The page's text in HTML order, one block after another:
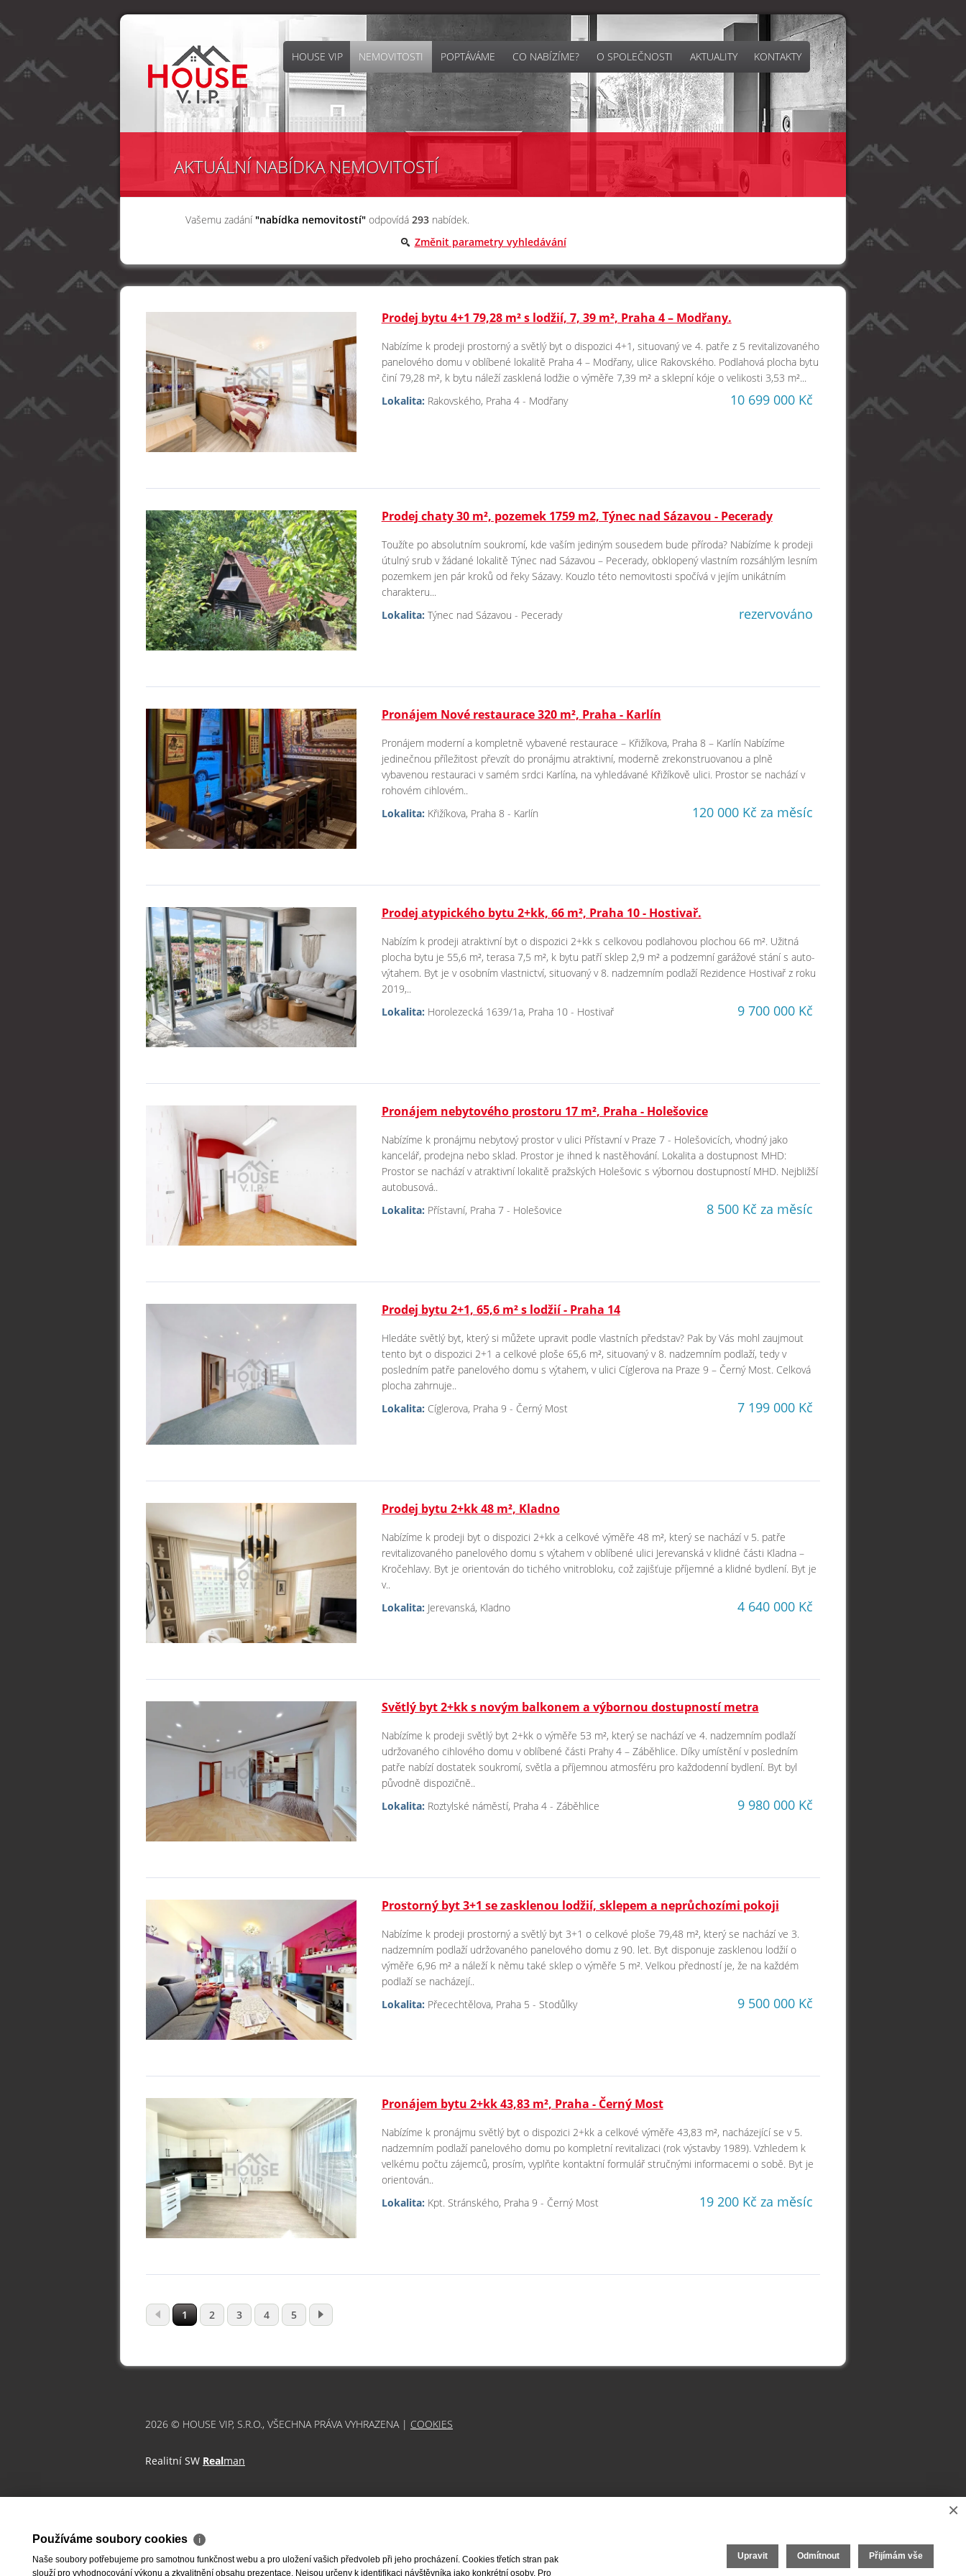
HOUSE VIP NEMOVITOSTI POPTÁVÁME CO NABÍZÍME? O SPOLEČNOSTI AKTUALITY KONTAKTY
AKTUÁLNÍ NABÍDKA NEMOVITOSTÍ
Vašemu zadání "nabídka nemovitostí" odpovídá 293 nabídek.
Změnit parametry vyhledávání
Prodej bytu 4+1 79,28 m² s lodžií, 7, 39 m², Praha 4 – Modřany.
Nabízíme k prodeji prostorný a světlý byt o dispozici 4+1, situovaný ve 4. patře z 5 revitalizovaného
panelového domu v oblíbené lokalitě Praha 4 – Modřany, ulice Rakovského. Podlahová plocha bytu
činí 79,28 m², k bytu náleží zasklená lodžie o výměře 7,39 m² a sklepní kóje o velikosti 3,53 m²...
Lokalita: Rakovského, Praha 4 - Modřany 10 699 000 Kč
Prodej chaty 30 m², pozemek 1759 m2, Týnec nad Sázavou - Pecerady
Toužíte po absolutním soukromí, kde vaším jediným sousedem bude příroda? Nabízíme k prodeji
útulný srub v žádané lokalitě Týnec nad Sázavou – Pecerady, obklopený vlastním rozsáhlým lesním
pozemkem jen pár kroků od řeky Sázavy. Kouzlo této nemovitosti spočívá v jejím unikátním
charakteru...
Lokalita: Týnec nad Sázavou - Pecerady rezervováno
Pronájem Nové restaurace 320 m², Praha - Karlín
Pronájem moderní a kompletně vybavené restaurace – Křižíkova, Praha 8 – Karlín Nabízíme
jedinečnou příležitost převzít do pronájmu atraktivní, moderně zrekonstruovanou a plně
vybavenou restauraci v samém srdci Karlína, na vyhledávané Křižíkově ulici. Prostor se nachází v
rohovém cihlovém..
Lokalita: Křižíkova, Praha 8 - Karlín 120 000 Kč za měsíc
Prodej atypického bytu 2+kk, 66 m², Praha 10 - Hostivař.
Nabízím k prodeji atraktivní byt o dispozici 2+kk s celkovou podlahovou plochou 66 m². Užitná
plocha bytu je 55,6 m², terasa 7,5 m², k bytu patří sklep 2,9 m² a podzemní garážové stání s auto-
výtahem. Byt je v osobním vlastnictví, situovaný v 8. nadzemním podlaží Rezidence Hostivař z roku
2019,..
Lokalita: Horolezecká 1639/1a, Praha 10 - Hostivař 9 700 000 Kč
Pronájem nebytového prostoru 17 m², Praha - Holešovice
Nabízíme k pronájmu nebytový prostor v ulici Přístavní v Praze 7 - Holešovicích, vhodný jako
kancelář, prodejna nebo sklad. Prostor je ihned k nastěhování. Lokalita a dostupnost MHD:
Prostor se nachází v atraktivní lokalitě pražských Holešovic s výbornou dostupností MHD. Nejbližší
autobusová..
Lokalita: Přístavní, Praha 7 - Holešovice 8 500 Kč za měsíc
Prodej bytu 2+1, 65,6 m² s lodžií - Praha 14
Hledáte světlý byt, který si můžete upravit podle vlastních představ? Pak by Vás mohl zaujmout
tento byt o dispozici 2+1 a celkové ploše 65,6 m², situovaný v 8. nadzemním podlaží, tedy v
posledním patře panelového domu s výtahem, v ulici Cíglerova na Praze 9 – Černý Most. Celková
plocha zahrnuje..
Lokalita: Cíglerova, Praha 9 - Černý Most 7 199 000 Kč
Prodej bytu 2+kk 48 m², Kladno
Nabízíme k prodeji byt o dispozici 2+kk a celkové výměře 48 m², který se nachází v 5. patře
revitalizovaného panelového domu s výtahem v oblíbené ulici Jerevanská v klidné části Kladna –
Kročehlavy. Byt je orientován do tichého vnitrobloku, což zajišťuje příjemné a klidné bydlení. Byt je
v..
Lokalita: Jerevanská, Kladno 4 640 000 Kč
Světlý byt 2+kk s novým balkonem a výbornou dostupností metra
Nabízíme k prodeji světlý byt 2+kk o výměře 53 m², který se nachází ve 4. nadzemním podlaží
udržovaného cihlového domu v oblíbené části Prahy 4 – Záběhlice. Díky umístění v posledním
patře nabízí dostatek soukromí, světla a příjemnou atmosféru pro každodenní bydlení. Byt byl
původně dispozičně..
Lokalita: Roztylské náměstí, Praha 4 - Záběhlice 9 980 000 Kč
Prostorný byt 3+1 se zasklenou lodžií, sklepem a neprůchozími pokoji
Nabízíme k prodeji prostorný a světlý byt 3+1 o celkové ploše 79,48 m², který se nachází ve 3.
nadzemním podlaží udržovaného panelového domu z 90. let. Byt disponuje zasklenou lodžií o
výměře 6,96 m² a náleží k němu také sklep o výměře 5 m². Velkou předností je, že na každém
podlaží se nacházejí..
Lokalita: Přecechtělova, Praha 5 - Stodůlky 9 500 000 Kč
Pronájem bytu 2+kk 43,83 m², Praha - Černý Most
Nabízíme k pronájmu světlý byt o dispozici 2+kk a celkové výměře 43,83 m², nacházející se v 5.
nadzemním podlaží panelového domu po kompletní revitalizaci (rok výstavby 1989). Vzhledem k
velkému počtu zájemců, prosím, vyplňte kontaktní formulář stručnými informacemi o sobě. Byt je
orientován..
Lokalita: Kpt. Stránského, Praha 9 - Černý Most 19 200 Kč za měsíc
1 2 3 4 5
2026 © HOUSE VIP, S.R.O., VŠECHNA PRÁVA VYHRAZENA | COOKIES
Realitní SW Realman
×
Používáme soubory cookies ℹ
Naše soubory potřebujeme pro samotnou funkčnost webu a pro uložení vašich předvoleb při jeho procházení. Cookies třetích stran pak
slouží pro vyhodnocování výkonu a zkvalitnění obsahu prezentace. Nejsou určeny k identifikaci návštěvníka jako konkrétní osoby. Pro
Upravit Odmítnout Přijímám vše